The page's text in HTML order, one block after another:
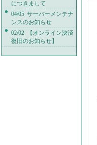
につきまして
04/05 サーバーメンテナ
ンスのお知らせ
02/02 【オンライン決済
復旧のお知らせ】